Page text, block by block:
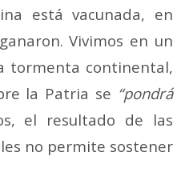
está vacunada, en
Vivimos en un
tormenta continental,
la Patria se “pondrá
el resultado de las
no permite sostener